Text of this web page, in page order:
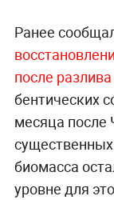
Ранее
после разлива
бентических
месяца после
существенных
биомасса
уровне для